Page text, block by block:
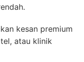
kesan premium
atau klinik